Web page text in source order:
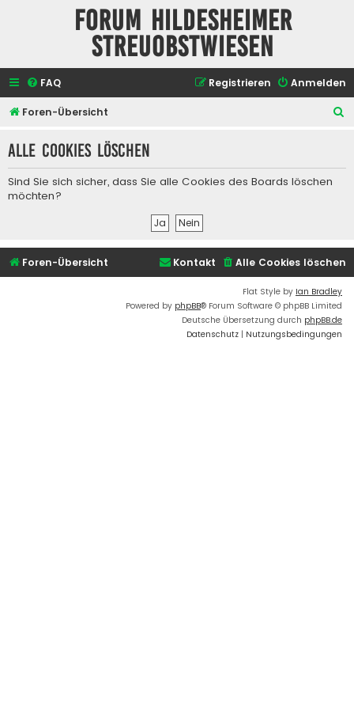
Forum Hildesheimer
Streuobstwiesen
FAQ Anmelden
Registrieren
Foren-Übersicht
h
Alle Cookies löschen
Sind Sie sich sicher, dass Sie alle Cookies des Boards löschen
möchten?
Foren-Übersicht Alle Cookies löschen
Kontakt
Flat Style by Ian Bradley
Powered by phpBB® Forum Software © phpBB Limited
Deutsche Übersetzung durch phpBB.de
Datenschutz | Nutzungsbedingungen